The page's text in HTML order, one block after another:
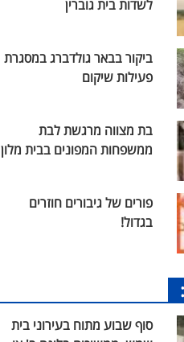
לשדות בית גוברין
ביקור בבאר גולדברג במסגרת
פעילות שיקום
בת מצווה מרגשת לבת
ממשפחות המפונים בבית מלון
פורים של גיבורים חוזרים
בגדול!
סוף שבוע מתוח בעירוני בית